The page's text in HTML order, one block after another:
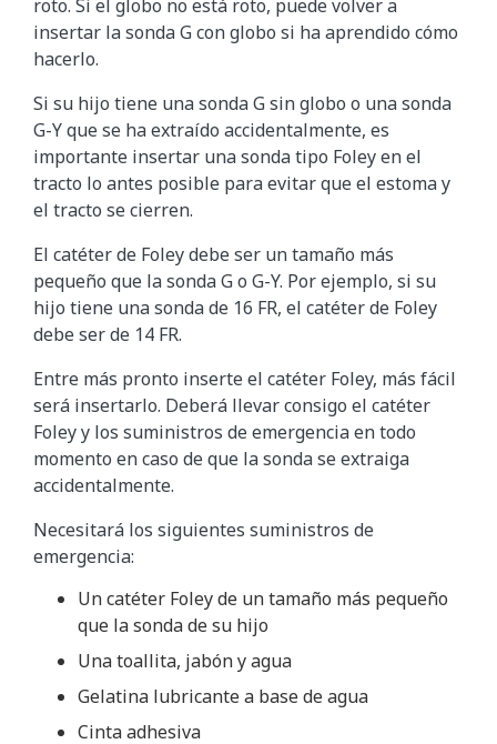
roto. Si el globo no está roto, puede volver a
insertar la sonda G con globo si ha aprendido cómo
hacerlo.
Si su hijo tiene una sonda G sin globo o una sonda
G-Y que se ha extraído accidentalmente, es
importante insertar una sonda tipo Foley en el
tracto lo antes posible para evitar que el estoma y
el tracto se cierren.
El catéter de Foley debe ser un tamaño más
pequeño que la sonda G o G-Y. Por ejemplo, si su
hijo tiene una sonda de 16 FR, el catéter de Foley
debe ser de 14 FR.
Entre más pronto inserte el catéter Foley, más fácil
será insertarlo. Deberá llevar consigo el catéter
Foley y los suministros de emergencia en todo
momento en caso de que la sonda se extraiga
accidentalmente.
Necesitará los siguientes suministros de
emergencia:
Un catéter Foley de un tamaño más pequeño
que la sonda de su hijo
Una toallita, jabón y agua
Gelatina lubricante a base de agua
Cinta adhesiva